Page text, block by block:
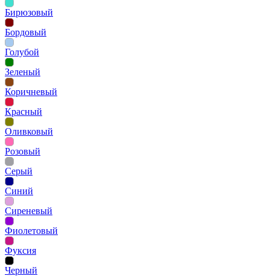
Бирюзовый
Бордовый
Голубой
Зеленый
Коричневый
Красный
Оливковый
Розовый
Серый
Синий
Сиреневый
Фиолетовый
Фуксия
Черный